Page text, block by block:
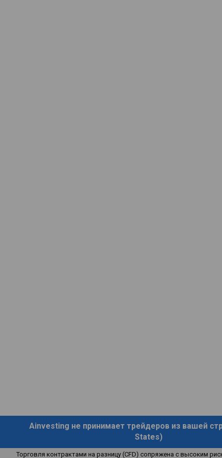
Торговля контрактами на разницу (CFD) сопряжена с высоким
Ainvesting не принимает трейдеров из вашей
States)